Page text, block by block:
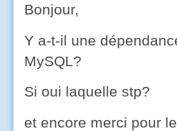
Bonjour,
Y a-t-il une
MySQL?
Si oui laquelle stp?
et encore merci pour